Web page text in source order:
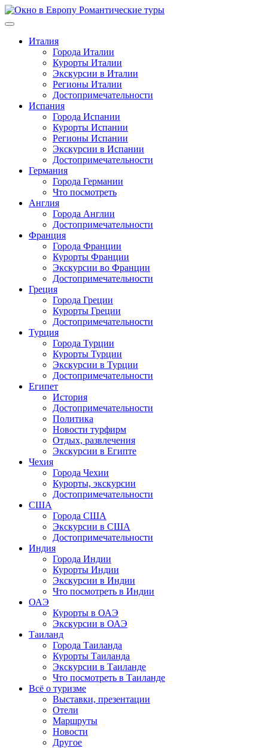
Перейти
к
Италия
Города Италии
Курорты Италии
Экскурсии в Италии
Регионы Италии
Достопримечательности
Испания
Города Испании
Курорты Испании
Регионы Испании
Экскурсии в Испании
Достопримечательности
Германия
Города Германии
Что посмотреть
Англия
Города Англии
Достопримечательности
Франция
Города Франции
Курорты Франции
Экскурсии во Франции
Достопримечательности
Греция
Города Греции
Курорты Греции
Достопримечательности
Турция
Города Турции
Курорты Турции
Экскурсии в Турции
Достопримечательности
Египет
История
Достопримечательности
Политика
Новости турфирм
Отдых, развлечения
Экскурсии в Египте
Чехия
Города Чехии
Курорты, экскурсии
Достопримечательности
США
Города США
Экскурсии в США
Достопримечательности
Индия
Города Индии
Курорты Индии
Экскурсии в Индии
Что посмотреть в Индии
ОАЭ
Курорты в ОАЭ
Экскурсии в ОАЭ
Таиланд
Города Таиланда
Курорты Таиланда
Экскурсии в Таиланде
Что посмотреть в Таиланде
Всё о туризме
Выставки, презентации
Отели
Маршруты
Новости
Другое